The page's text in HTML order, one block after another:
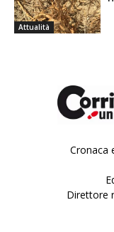
Attualità
Cronaca
Direttore